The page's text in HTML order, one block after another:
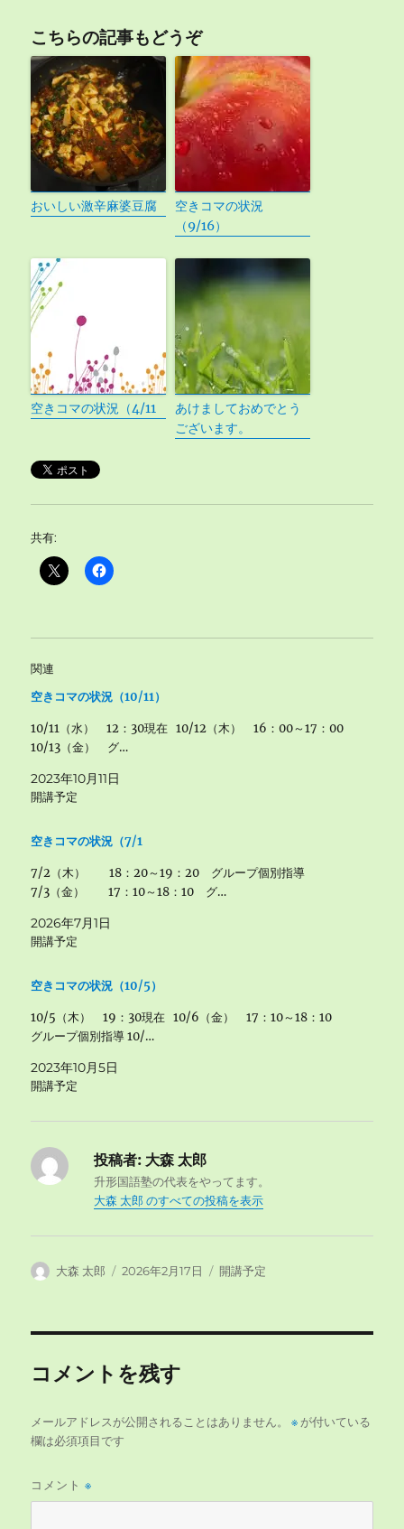
こちらの記事もどうぞ
おいしい激辛麻婆豆腐
空きコマの状況
（9/16）
空きコマの状況（4/11
あけましておめでとう
ございます。
共有:
関連
空きコマの状況（10/11）
10/11（水） 12：30現在 10/12（木） 16：00～17：00
10/13（金） グ…
2023年10月11日
開講予定
空きコマの状況（7/1
7/2（木） 18：20～19：20 グループ個別指導
7/3（金） 17：10～18：10 グ…
2026年7月1日
開講予定
空きコマの状況（10/5）
10/5（木） 19：30現在 10/6（金） 17：10～18：10
グループ個別指導 10/…
2023年10月5日
開講予定
投稿者: 大森 太郎
升形国語塾の代表をやってます。
大森 太郎 のすべての投稿を表示
投
大森 太郎
投
2026年2月17日
カ
開講予定
コメントを残す
メールアドレスが公開されることはありません。 ※ が付いている
欄は必須項目です
コメント※